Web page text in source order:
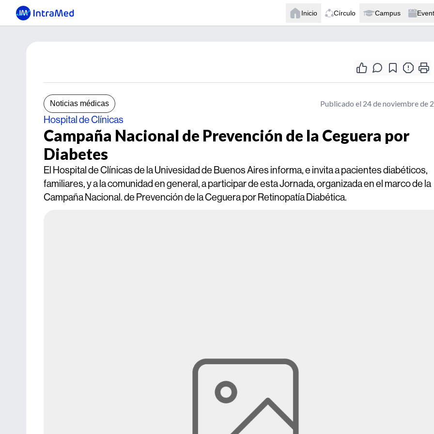
Inicio Círculo Campus
Noticias médicas Publicado el 24 de noviembre de
Hospital de Clínicas
Campaña Nacional de Prevención de la Ceguera por
Diabetes
El Hospital de Clínicas de la Univesidad de Buenos Aires informa, e invita a pacientes diabéticos,
familiares, y a la comunidad en general, a participar de esta Jornada, organizada en el marco de la
Campaña Nacional. de Prevención de la Ceguera por Retinopatía Diabética.